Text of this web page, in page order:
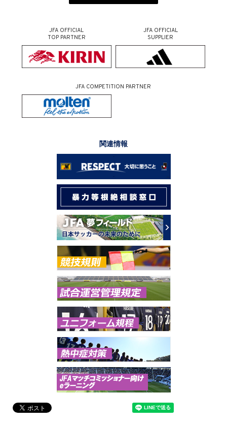
JFA OFFICIAL
TOP PARTNER
JFA OFFICIAL
SUPPLIER
JFA COMPETITION PARTNER
関連情報